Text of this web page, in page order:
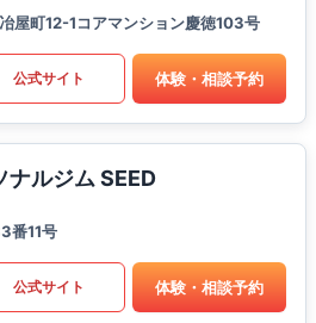
屋町12-1コアマンション慶徳103号
公式サイト 体験・相談予約
ナルジム SEED
番11号
公式サイト 体験・相談予約